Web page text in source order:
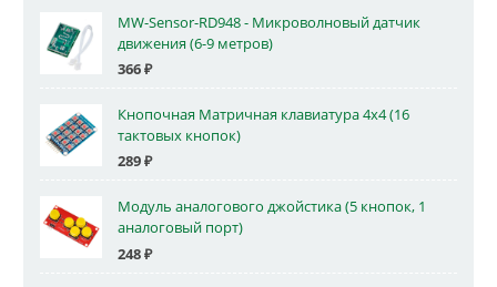
MW-Sensor-RD948 - Микроволновый датчик
движения (6-9 метров)
366₽
Кнопочная Матричная клавиатура 4x4 (16
тактовых кнопок)
289₽
Модуль аналогового джойстика (5 кнопок, 1
аналоговый порт)
248₽